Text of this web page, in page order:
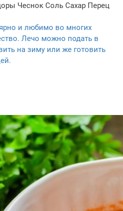
Чеснок Соль Сахар Перец
и любимо во многих
Лечо можно подать в
на зиму или же готовить